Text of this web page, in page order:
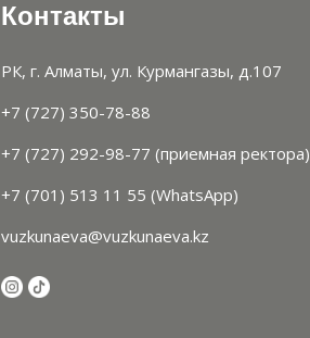
Контакты
РК, г. Алматы, ул. Курмангазы, д.107
+7 (727) 350-78-88
+7 (727) 292-98-77 (приемная ректора)
+7 (701) 513 11 55 (WhatsApp)
vuzkunaeva@vuzkunaeva.kz